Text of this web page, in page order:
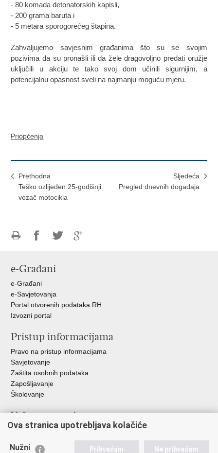
- 80 komada detonatorskih kapisli,
- 200 grama baruta i
- 5 metara sporogorećeg štapina.
Zahvaljujemo savjesnim građanima što su se svojim
pozivima da su pronašli ili da žele dragovoljno predati oružje
uključili u akciju te tako svoj dom učinili sigurnijim, a
potencijalnu opasnost sveli na najmanju moguću mjeru.
Priopćenja
Prethodna
Teško ozlijeđen 25-godišnji
vozač motocikla
Sljedeća
Pregled dnevnih događaja
FacebookuTwitteru
e-Građani
e-Građani
e-Savjetovanja
Portal otvorenih podataka RH
Izvozni portal
Pristup informacijama
Pravo na pristup informacijama
Savjetovanje
Zaštita osobnih podataka
Zapošljavanje
Školovanje
Važne poveznice
Ministarstvo unutarnjih poslova
Ova stranica upotrebljava kolačiće
Nužni Prihvaćam Ne prihvaćam